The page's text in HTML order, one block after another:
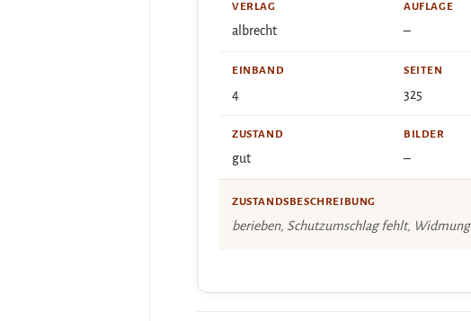
VERLAG
albrecht
AUFLAGE
–
EINBAND
4
SEITEN
325
ZUSTAND
gut
BILDER
–
ZUSTANDSBESCHREIBUNG
berieben, Schutzumschlag fehlt, Widmung